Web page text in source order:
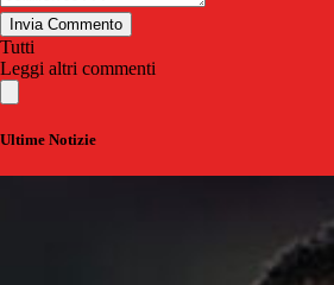
Invia Commento
Tutti
Leggi altri commenti
Ultime Notizie